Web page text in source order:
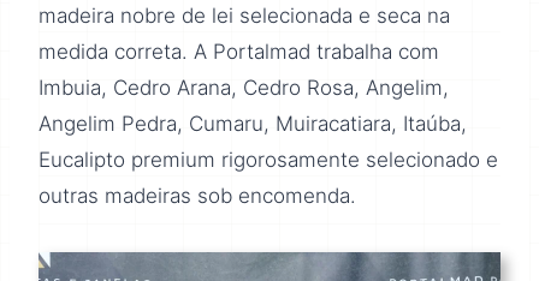
madeira nobre de lei selecionada e seca na
medida correta. A Portalmad trabalha com
Imbuia, Cedro Arana, Cedro Rosa, Angelim,
Angelim Pedra, Cumaru, Muiracatiara, Itaúba,
Eucalipto premium rigorosamente selecionado e
outras madeiras sob encomenda.